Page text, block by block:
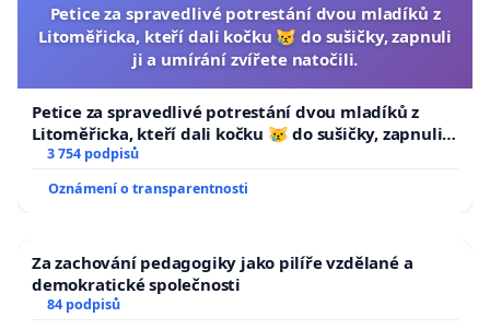
Petice za spravedlivé potrestání dvou mladíků z
Litoměřicka, kteří dali kočku 😿 do sušičky, zapnuli
ji a umírání zvířete natočili.
Petice za spravedlivé potrestání dvou mladíků z
Litoměřicka, kteří dali kočku 😿 do sušičky, zapnuli ji
a umírání zvířete natočili.
3 754 podpisů
Oznámení o transparentnosti
Za zachování pedagogiky jako pilíře vzdělané a
demokratické společnosti
84 podpisů